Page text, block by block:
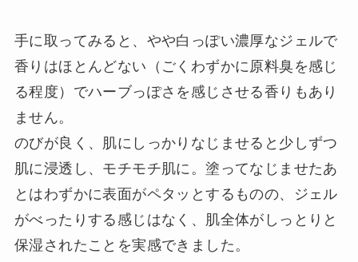
手に取ってみると、やや白っぽい濃厚なジェルで
香りはほとんどない（ごくわずかに原料臭を感じ
る程度）でハーブっぽさを感じさせる香りもあり
ません。
のびが良く、肌にしっかりなじませると少しずつ
肌に浸透し、モチモチ肌に。塗ってなじませたあ
とはわずかに表面がペタッとするものの、ジェル
がべったりする感じはなく、肌全体がしっとりと
保湿されたことを実感できました。